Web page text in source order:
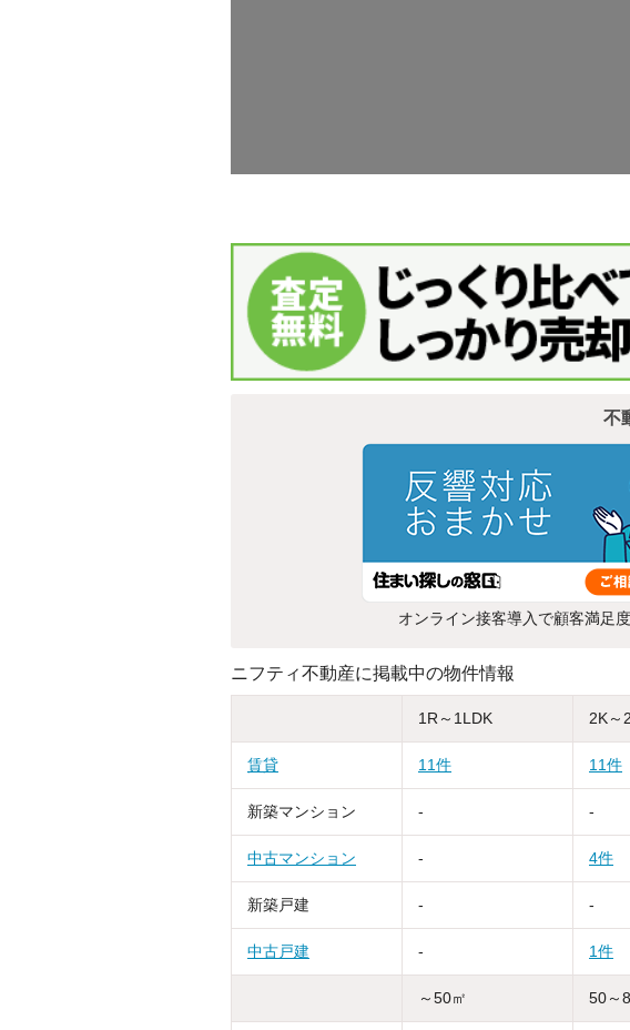
不
オンライン接客導入で顧客満足
ニフティ不動産に掲載中の物件情報
1R～1LDK 2K～
賃貸 11件 11件
新築マンション - -
中古マンション - 4件
新築戸建 - -
中古戸建 - 1件
～50㎡ 50～